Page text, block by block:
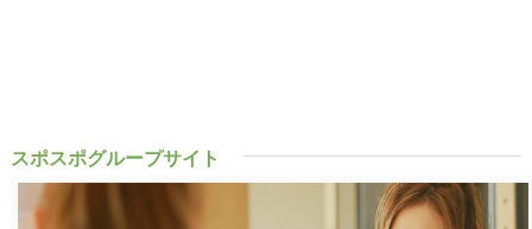
スポスポグループサイト